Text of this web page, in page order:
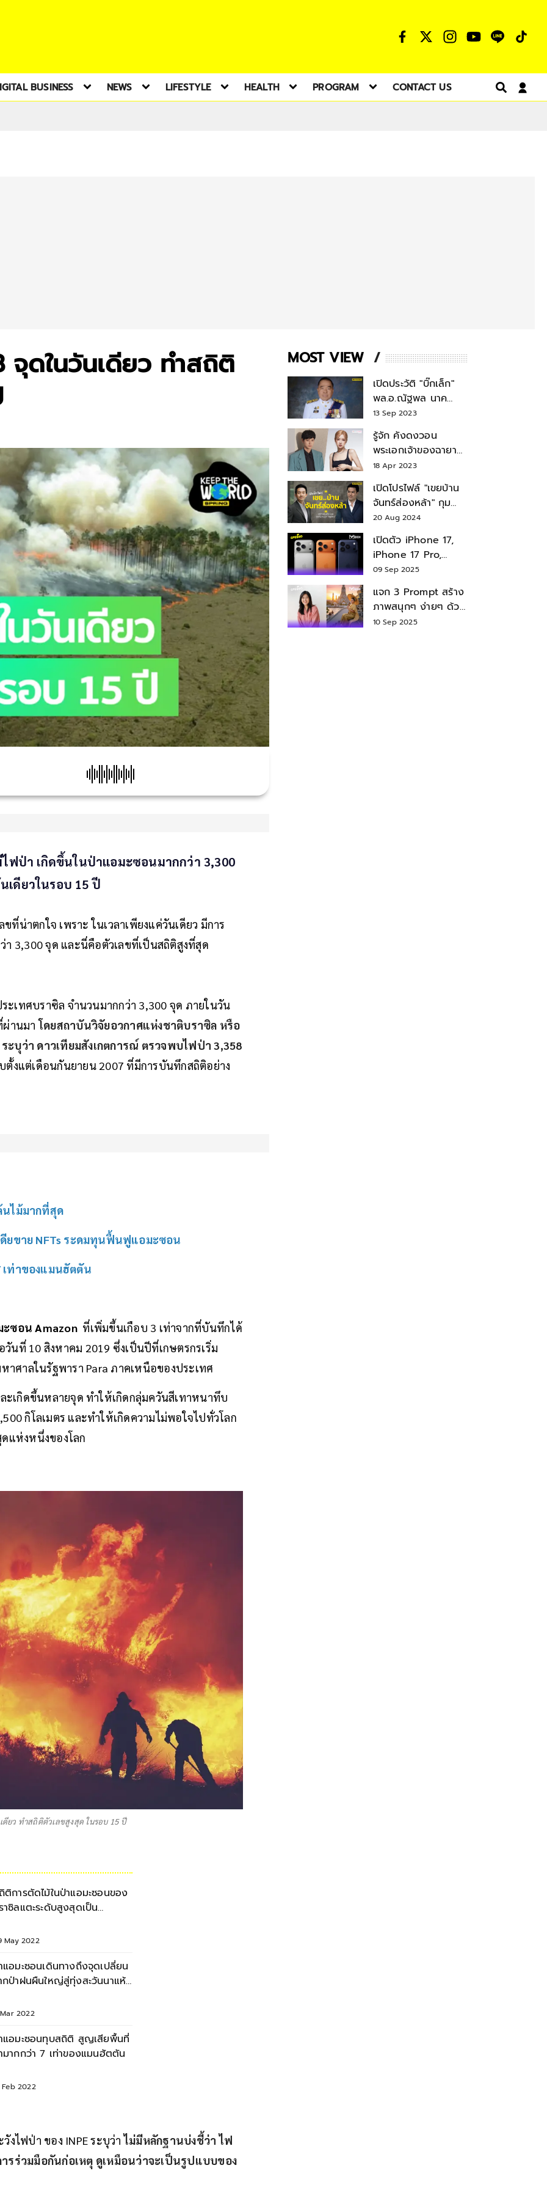
BUSINESS NEWS LIFESTYLE HEALTH PROGRAM CONTACT US
จุดในวันเดียว ทำสถิติ
ไฟป่า เกิดขึ้นในป่าแอมะซอนมากกว่า 3,300
เดียวในรอบ 15 ปี
น่าตกใจ เพราะ ในเวลาเพียงแค่วันเดียว มีการ
3,300 จุด และนี่คือตัวเลขที่เป็นสถิติสูงที่สุด
ะเทศบราซิล จำนวนมากกว่า 3,300 จุด ภายในวัน
ผ่านมาโดยสถาบันวิจัยอวกาศแห่งชาติบราซิล หรือ
บุว่า ดาวเทียมสังเกตการณ์ ตรวจพบไฟป่า 3,358
ตั้งแต่เดือนกันยายน 2007 ที่มีการบันทึกสถิติอย่าง
ไม้มากที่สุด
ยขาย NFTs ระดมทุนฟื้นฟูแอมะซอน
ท่าของแมนฮัตตัน
ซอน Amazonที่เพิ่มขึ้นเกือบ 3 เท่าจากที่บันทึกได้
นที่ 10 สิงหาคม 2019 ซึ่งเป็นปีที่เกษตรกรเริ่ม
ศาลในรัฐพารา Para ภาคเหนือของประเทศ
เกิดขึ้นหลายจุด ทำให้เกิดกลุ่มควันสีเทาหนาทึบ
กิโลเมตร และทำให้เกิดความไม่พอใจไปทั่วโลก
แห่งหนึ่งของโลก
ยว ทำสถิติตัวเลขสูงสุด ในรอบ 15 ปี
ติการตัดไม้ในป่าแอมะซอนของ
าซิลแตะระดับสูงสุดเป็น
May 2022
แอมะซอนเดินทางถึงจุดเปลี่ยน
กป่าฝนผืนใหญ่สู่ทุ่งสะวันนาแห้ง
Mar 2022
แอมะซอนทุบสถิติ สูญเสียพื้นที่
มากกว่า 7 เท่าของแมนฮัตตัน
Feb 2022
งไฟป่า ของ INPE ระบุว่าไม่มีหลักฐานบ่งชี้ว่า ไฟ
รร่วมมือกันก่อเหตุ ดูเหมือนว่าจะเป็นรูปแบบของ
MOST VIEW
เปิดประวัติ "บิ๊กเล็ก"
พล.อ.ณัฐพล นาค
พาณิชย์ จากเลขาฯ
สมช.-เลขาฯ
รมว.กลาโหม
13 Sep 2023
รู้จัก คังดงวอน
พระเอกเจ้าของฉายา
สมบัติแห่งชาติ หลังมี
18 Apr 2023
เปิดโปรไฟล์ "เขยบ้าน
จันทร์ส่องหล้า" กุม
บังเหียนธุรกิจตระกูล
"ชินวัตร"
20 Aug 2024
เปิดตัว iPhone 17,
iPhone 17 Pro,
iPhone 17 Air สเปค
09 Sep 2025
แจก 3 Prompt สร้าง
ภาพสนุกๆ ง่ายๆ ด้วย
Nano Banana ใน
10 Sep 2025